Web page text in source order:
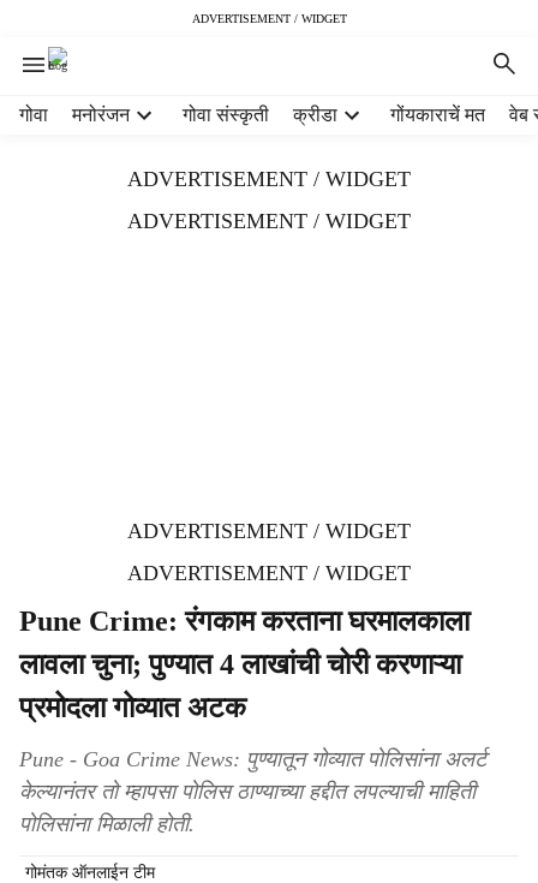
ADVERTISEMENT / WIDGET
गोवा मनोरंजन गोवा संस्कृती क्रीडा गोंयकाराचें मत वेब
ADVERTISEMENT / WIDGET
ADVERTISEMENT / WIDGET
ADVERTISEMENT / WIDGET
ADVERTISEMENT / WIDGET
Pune Crime: रंगकाम करताना घरमालकाला
लावला चुना; पुण्यात 4 लाखांची चोरी करणाऱ्या
प्रमोदला गोव्यात अटक
Pune - Goa Crime News: पुण्यातून गोव्यात पोलिसांना अलर्ट
केल्यानंतर तो म्हापसा पोलिस ठाण्याच्या हद्दीत लपल्याची माहिती
पोलिसांना मिळाली होती.
गोमंतक ऑनलाईन टीम